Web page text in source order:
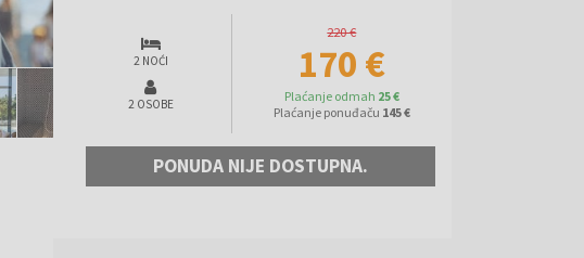
2 NOĆI
2 OSOBE
220 €
170 €
Plaćanje odmah 25 €
Plaćanje ponuđaču 145 €
PONUDA NIJE DOSTUPNA.